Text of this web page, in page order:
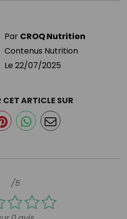
Par CROQ Nutrition
Contenus Nutrition
Le 22/07/2025
/5
CET ARTICLE SUR